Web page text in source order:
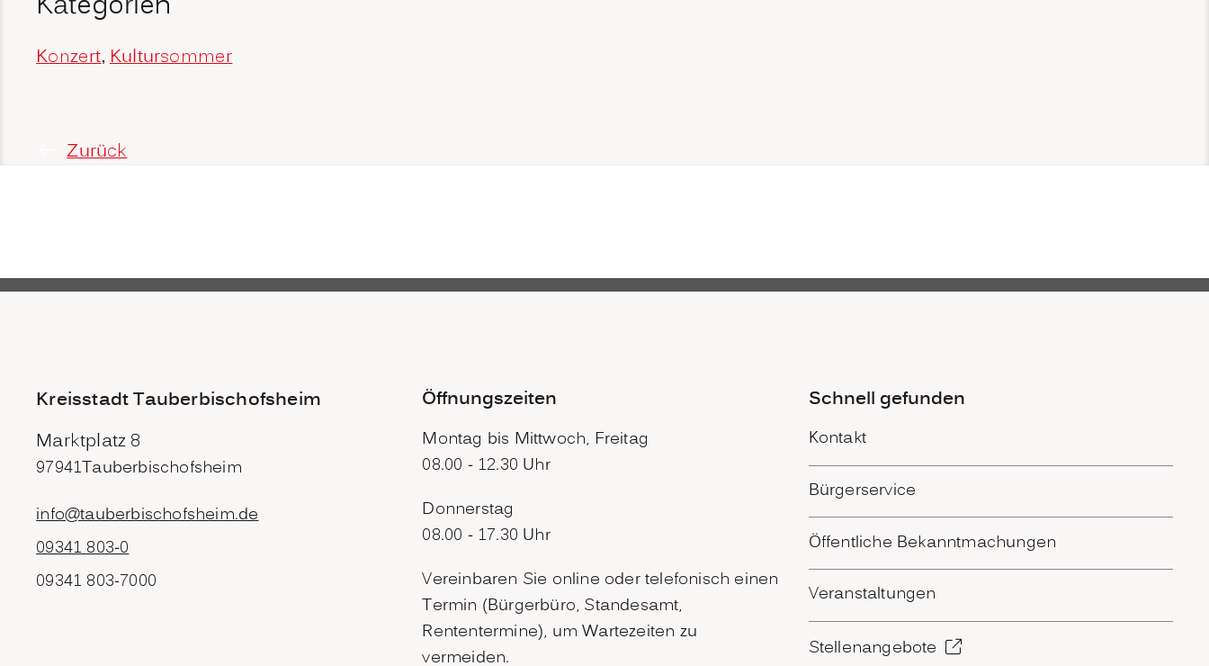
Konzert, Kultursommer
Zurück
Kreisstadt Tauberbischofsheim
Marktplatz 8
97941Tauberbischofsheim
info@tauberbischofsheim.de
09341 803-0
09341 803-7000
Öffnungszeiten
Montag bis Mittwoch, Freitag
08.00 - 12.30 Uhr
Donnerstag
08.00 - 17.30 Uhr
Vereinbaren Sie online oder telefonisch einen
Termin (Bürgerbüro, Standesamt,
Rententermine), um Wartezeiten zu
vermeiden.
Schnell gefunden
Kontakt
Bürgerservice
Öffentliche Bekanntmachungen
Veranstaltungen
Stellenangebote